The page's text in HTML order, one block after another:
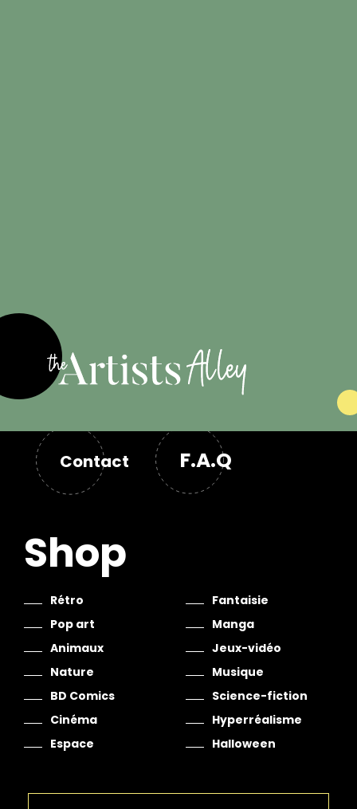
Contact F.A.Q
Shop
Rétro
Pop art
Animaux
Nature
BD Comics
Cinéma
Espace
Fantaisie
Manga
Jeux-vidéo
Musique
Science-fiction
Hyperréalisme
Halloween